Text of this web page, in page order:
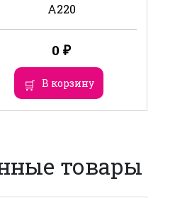
A220
0 ₽
В корзину
товары